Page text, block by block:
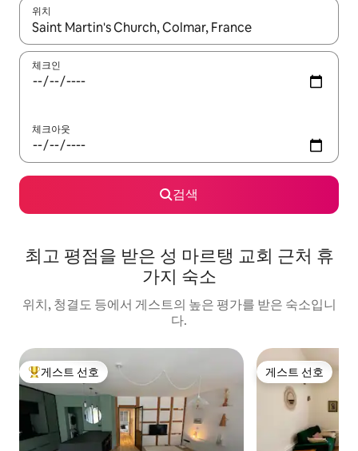
위치
결과가 나오면 위·아래 화살표 키를 사용하거나 터치 또는 스와이
체크인
체크아웃
검색
최고 평점을 받은 성 마르탱 교회 근처 휴
가지 숙소
위치, 청결도 등에서 게스트의 높은 평가를 받은 숙소입니
다.
상위 게스트 선호
게스트 선호 게스트 선호
게스트 선호